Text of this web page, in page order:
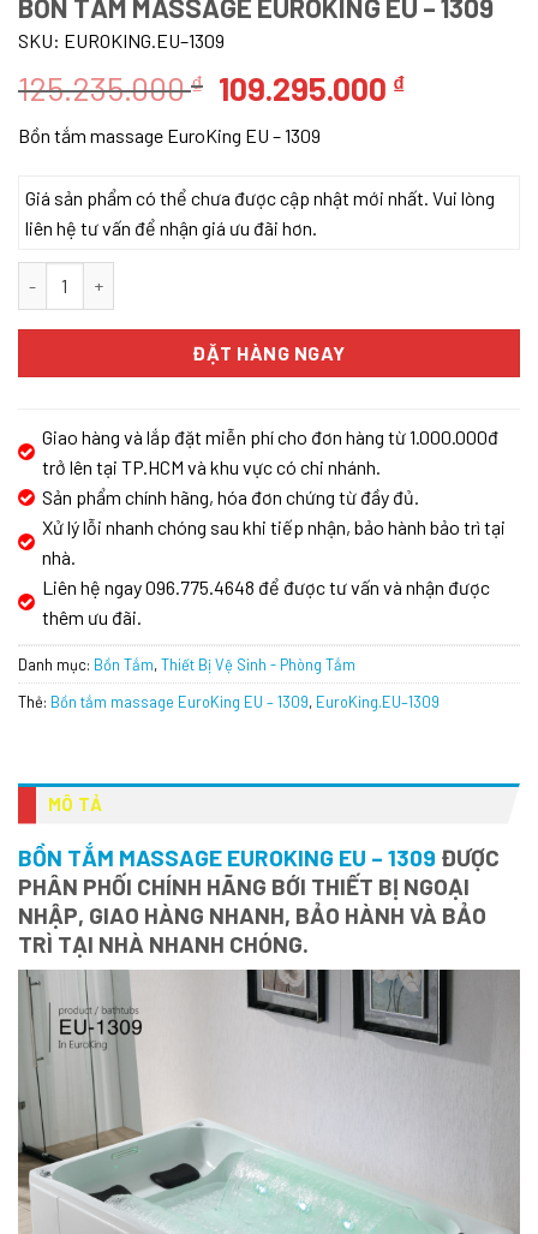
BỒN TẮM MASSAGE EUROKING EU – 1309
SKU: EUROKING.EU–1309
125.235.000₫ Giá
là:
125.235.000 ₫.
109.295.000 ₫Giá
là:
Bồn tắm massage EuroKing EU – 1309
Giá sản phẩm có thể chưa được cập nhật mới nhất. Vui lòng
liên hệ tư vấn để nhận giá ưu đãi hơn.
ĐẶT HÀNG NGAY
Giao hàng và lắp đặt miễn phí cho đơn hàng từ 1.000.000đ
trở lên tại TP.HCM và khu vực có chi nhánh.
Sản phẩm chính hãng, hóa đơn chứng từ đầy đủ.
Xử lý lỗi nhanh chóng sau khi tiếp nhận, bảo hành bảo trì tại
nhà.
Liên hệ ngay 096.775.4648 để được tư vấn và nhận được
thêm ưu đãi.
Danh mục: Bồn Tắm,Thiết Bị Vệ Sinh - Phòng Tắm
Thẻ: Bồn tắm massage EuroKing EU – 1309, EuroKing.EU–1309
MÔ TẢ
BỒN TẮM MASSAGE EUROKING EU – 1309 ĐƯỢC
PHÂN PHỐI CHÍNH HÃNG BỚI THIẾT BỊ NGOẠI
NHẬP, GIAO HÀNG NHANH, BẢO HÀNH VÀ BẢO
TRÌ TẠI NHÀ NHANH CHÓNG.